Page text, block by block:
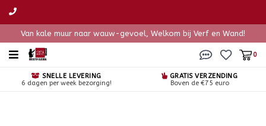
Van kale muur naar wauw-gevoel, Welkom bij Verf en Wand!
0
SNELLE LEVERING
6 dagen per week bezorging!
GRATIS VERZENDING
Boven de €75 euro